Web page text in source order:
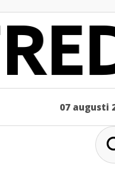
07 augusti